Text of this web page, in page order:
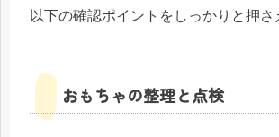
以下の確認ポイントをしっかりと押さ
おもちゃの整理と点検